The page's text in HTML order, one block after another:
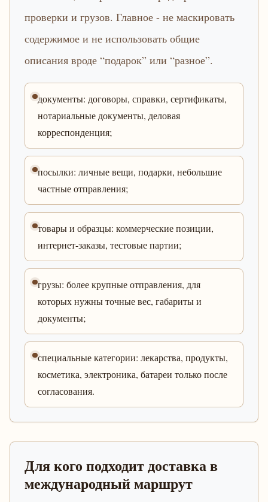
проверки и грузов. Главное - не маскировать
содержимое и не использовать общие
описания вроде “подарок” или “разное”.
документы: договоры, справки, сертификаты,
нотариальные документы, деловая
корреспонденция;
посылки: личные вещи, подарки, небольшие
частные отправления;
товары и образцы: коммерческие позиции,
интернет-заказы, тестовые партии;
грузы: более крупные отправления, для
которых нужны точные вес, габариты и
документы;
специальные категории: лекарства, продукты,
косметика, электроника, батареи только после
согласования.
Для кого подходит доставка в
международный маршрут